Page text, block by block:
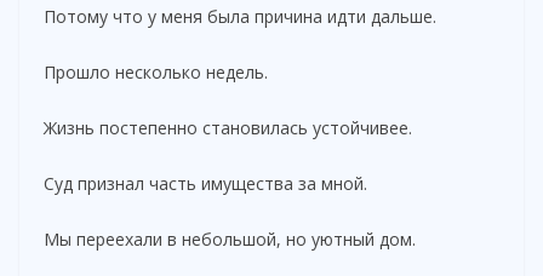
Потому что у меня была причина идти дальше.
Прошло несколько недель.
Жизнь постепенно становилась устойчивее.
Суд признал часть имущества за мной.
Мы переехали в небольшой, но уютный дом.